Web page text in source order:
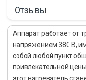
Отзывы
Аппарат работает от
напряжением 380 В,
собой любой пункт
привлекательной
этот нагреватель